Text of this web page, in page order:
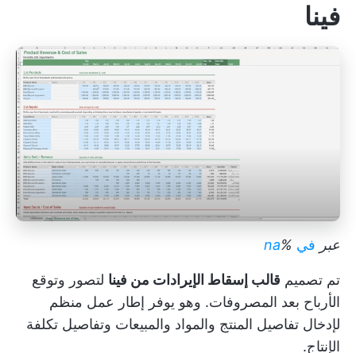
فينا
عبر في %
na
تم تصميم قالب إسقاط الإيرادات من فينا لتصور وتوقع
الأرباح بعد المصروفات. وهو يوفر إطار عمل منظم
لإدخال تفاصيل المنتج والمواد والمبيعات وتفاصيل تكلفة
الإنتاج.